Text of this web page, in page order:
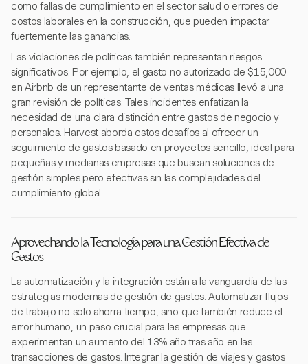
como fallas de cumplimiento en el sector salud o errores de
costos laborales en la construcción, que pueden impactar
fuertemente las ganancias.
Las violaciones de políticas también representan riesgos
significativos. Por ejemplo, el gasto no autorizado de $15,000
en Airbnb de un representante de ventas médicas llevó a una
gran revisión de políticas. Tales incidentes enfatizan la
necesidad de una clara distinción entre gastos de negocio y
personales. Harvest aborda estos desafíos al ofrecer un
seguimiento de gastos basado en proyectos sencillo, ideal para
pequeñas y medianas empresas que buscan soluciones de
gestión simples pero efectivas sin las complejidades del
cumplimiento global.
Aprovechando la Tecnología para una Gestión Efectiva de
Gastos
La automatización y la integración están a la vanguardia de las
estrategias modernas de gestión de gastos. Automatizar flujos
de trabajo no solo ahorra tiempo, sino que también reduce el
error humano, un paso crucial para las empresas que
experimentan un aumento del 13% año tras año en las
transacciones de gastos. Integrar la gestión de viajes y gastos